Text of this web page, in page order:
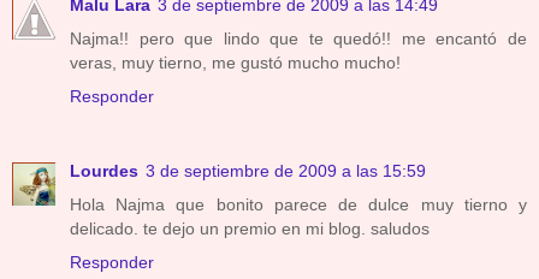
Malu Lara 3 de septiembre de 2009 a las 14:49
Najma!! pero que lindo que te quedó!! me encantó de
veras, muy tierno, me gustó mucho mucho!
Responder
Lourdes 3 de septiembre de 2009 a las 15:59
Hola Najma que bonito parece de dulce muy tierno y
delicado. te dejo un premio en mi blog. saludos
Responder